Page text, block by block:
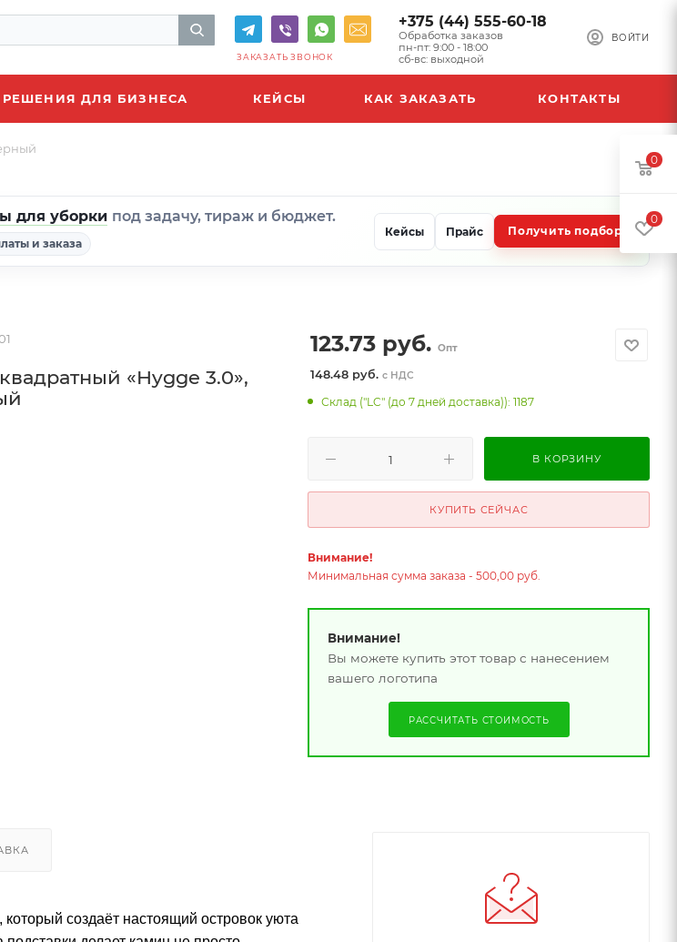
ВОЙТИ
+375 (44) 555-60-18
Обработка заказов
пн-пт: 9:00 - 18:00
сб-вс: выходной
ЗАКАЗАТЬ ЗВОНОК
РЕШЕНИЯ ДЛЯ БИЗНЕСА КЕЙСЫ КАК ЗАКАЗАТЬ КОНТАКТЫ
для уборки под задачу, тираж и бюджет.
и заказа
Кейсы Прайс Получить подбор
«Hygge 3.0»,
123.73 руб. Опт
148.48 руб.с НДС
Склад ("LC" (до 7 дней доставка)): 1187
В КОРЗИНУ
КУПИТЬ СЕЙЧАС
Внимание!
Минимальная сумма заказа - 500,00 руб.
Внимание!
Вы можете купить этот товар с нанесением
вашего логотипа
РАССЧИТАТЬ СТОИМОСТЬ
создаёт настоящий островок уюта
0
0